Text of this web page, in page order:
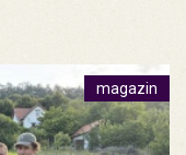
magazin